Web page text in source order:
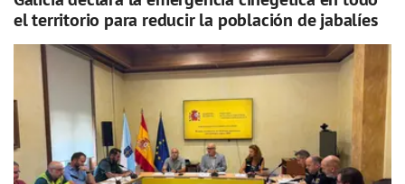
el territorio para reducir la población de jabalíes